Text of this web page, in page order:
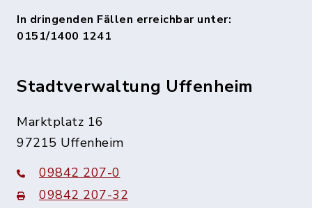
In dringenden Fällen erreichbar unter:
0151/1400 1241
Stadtverwaltung Uffenheim
Marktplatz 16
97215 Uffenheim
09842 207-0
09842 207-32